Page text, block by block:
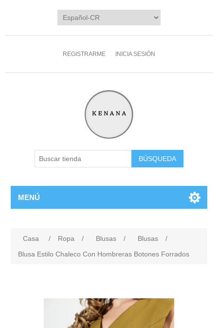
REGISTRARME INICIA SESIÓN
MENÚ
Casa / Ropa / Blusas / Blusas
/
Blusa Estilo Chaleco Con Hombreras Botones Forrados